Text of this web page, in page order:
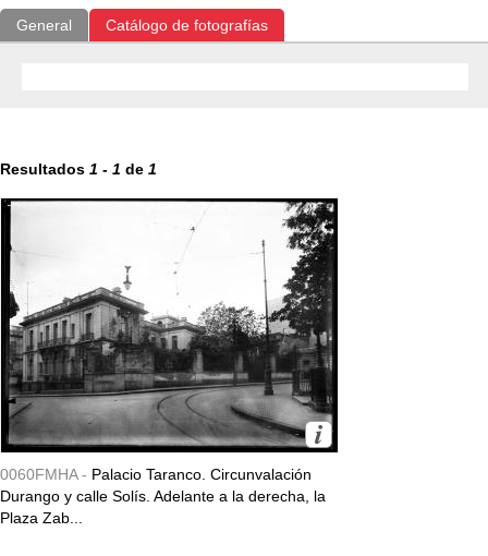
General Catálogo de fotografías
Resultados 1 - 1 de 1
0060FMHA - Palacio Taranco. Circunvalación
Durango y calle Solís. Adelante a la derecha, la
Plaza Zab...